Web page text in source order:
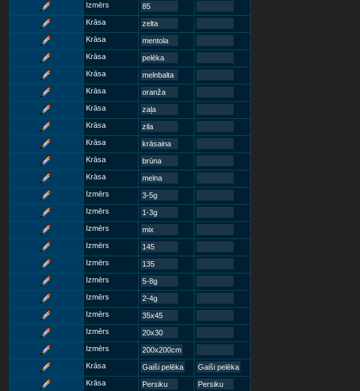
Izmērs
85
Krāsa
zelta
Krāsa
mentola
Krāsa
pelēka
Krāsa
melnbalta
Krāsa
oranža
Krāsa
zaļa
Krāsa
zila
Krāsa
krāsaina
Krāsa
brūna
Krāsa
melna
Izmērs
3-5g
Izmērs
1-3g
Izmērs
mix
Izmērs
145
Izmērs
135
Izmērs
5-8g
Izmērs
2-4g
Izmērs
35x45
Izmērs
20x30
Izmērs
200x200cm
Krāsa
Gaiši pelēka
Gaiši pelēka
Krāsa
Persiku
Persiku